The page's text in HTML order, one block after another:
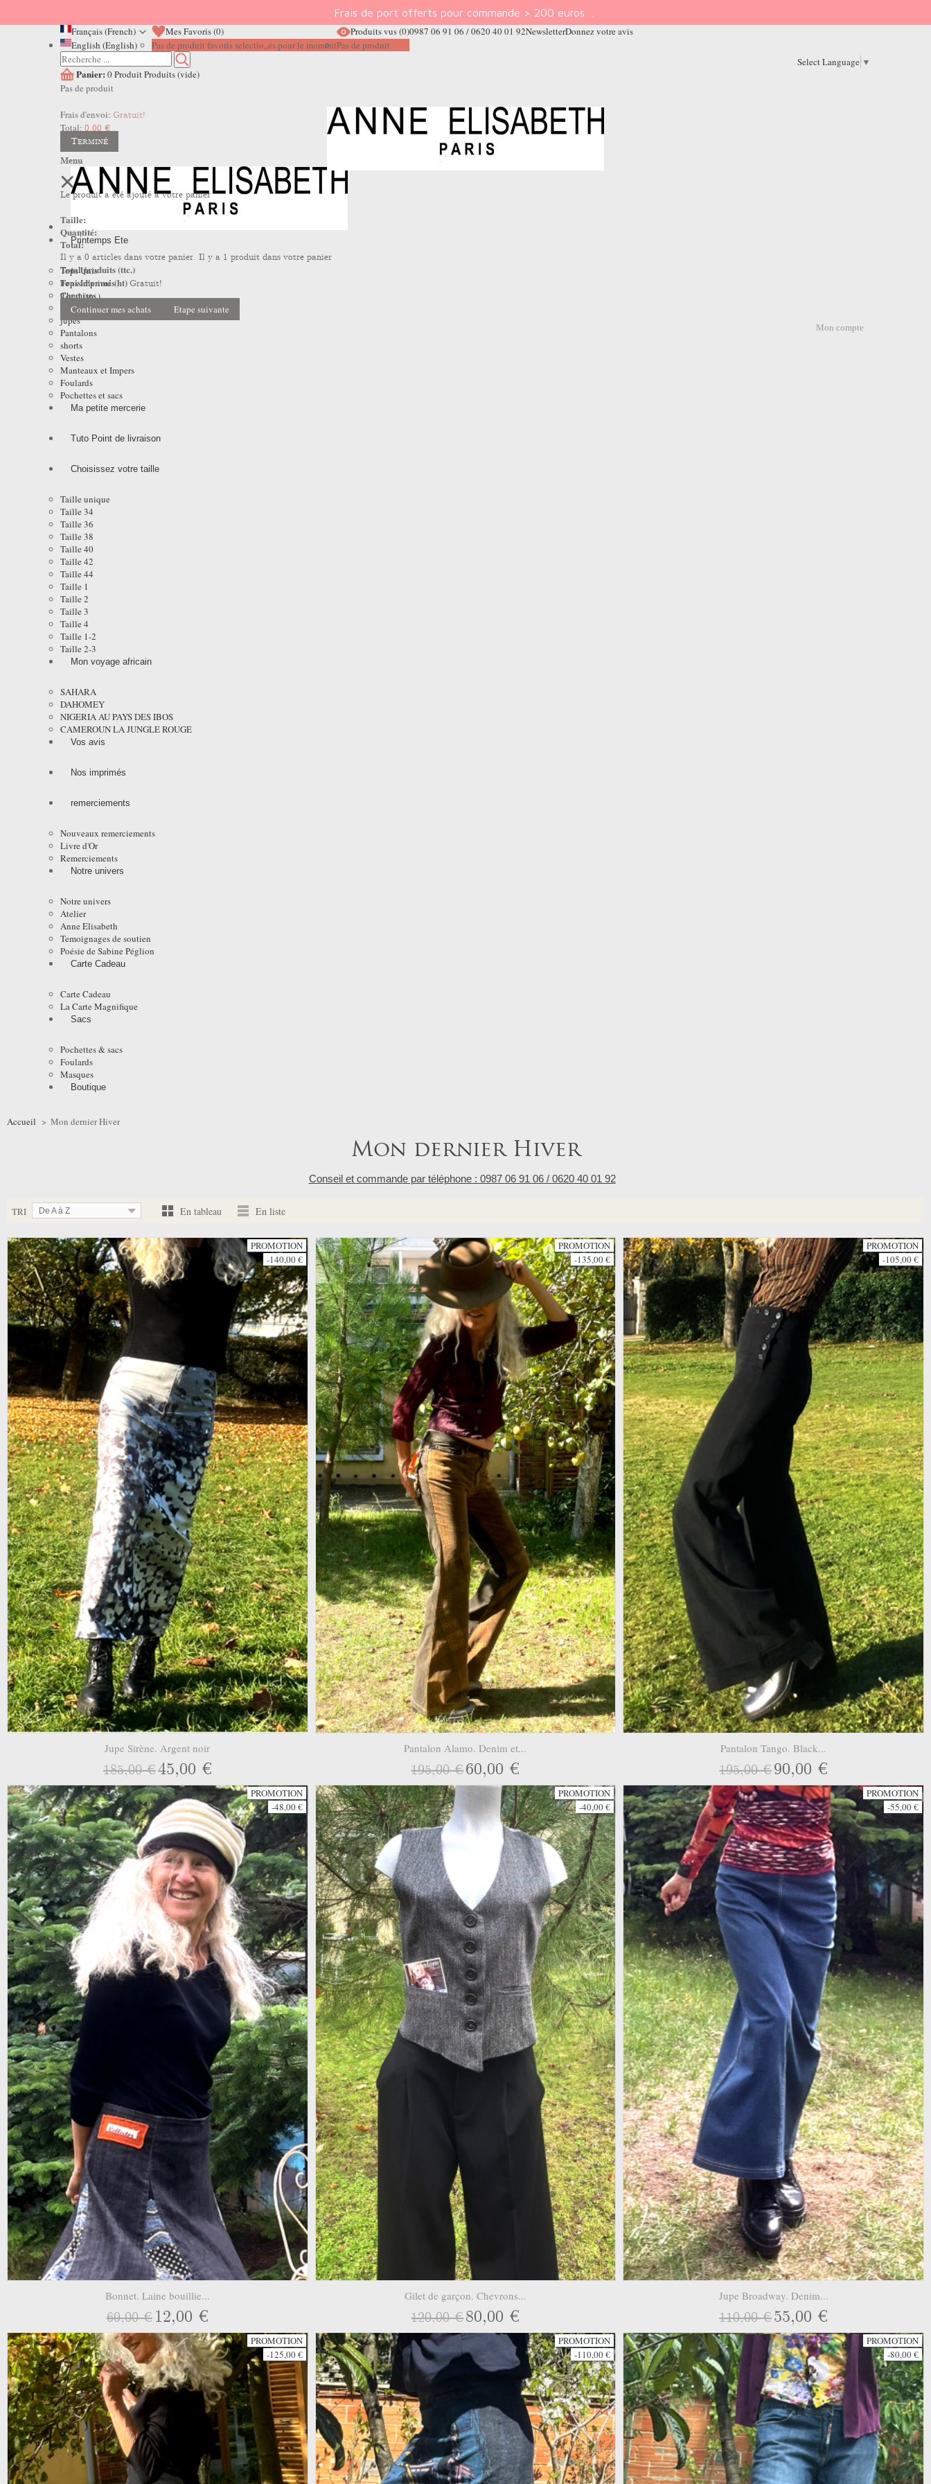
Frais de port offerts pour commande > 200 euros
Français (French)
English (English)
Mes Favoris (0)
Pas de produit favoris selectio,,és pour le moment
Produits vus(0)
Pas de produit
0987 06 91 06 / 0620 40 01 92NewsletterDonnez votre avis
Panier: 0ProduitProduits(vide)
Pas de produit
Frais d'envoi: Gratuit!
Total: 0,00 €
Terminé
Le produit a été ajouté à votre panier
Taille:
Quantité:
Total:
Il y a 0 articles dans votre panier. Il y a 1 produit dans votre panier
Total produits (ttc.)
Frais d'envoi (ht)Gratuit!
Total (ttc.)
Continuer mes achats Etape suivante
Mon compte
Select Language ▼
Menu
Printemps Ete
Tops Unis
Tops Imprimés
Chemises
Robes
jupes
Pantalons
shorts
Vestes
Manteaux et Impers
Foulards
Pochettes et sacs
Ma petite mercerie
Tuto Point de livraison
Choisissez votre taille
Taille unique
Taille 34
Taille 36
Taille 38
Taille 40
Taille 42
Taille 44
Taille 1
Taille 2
Taille 3
Taille 4
Taille 1-2
Taille 2-3
Mon voyage africain
SAHARA
DAHOMEY
NIGERIA AU PAYS DES IBOS
CAMEROUN LA JUNGLE ROUGE
Vos avis
Nos imprimés
remerciements
Nouveaux remerciements
Livre d'Or
Remerciements
Notre univers
Notre univers
Atelier
Anne Elisabeth
Temoignages de soutien
Poésie de Sabine Péglion
Carte Cadeau
Carte Cadeau
La Carte Magnifique
Sacs
Pochettes & sacs
Foulards
Masques
Boutique
Accueil > Mon dernier Hiver
Mon dernier Hiver
Conseil et commande par téléphone : 0987 06 91 06 / 0620 40 01 92
TRI De A à Z En tableau En liste
PROMOTION
-140,00 €
Jupe Sirène. Argent noir
185,00 €45,00 €
PROMOTION
-135,00 €
Pantalon Alamo. Denim et...
195,00 €60,00 €
PROMOTION
-105,00 €
Pantalon Tango. Black...
195,00 €90,00 €
PROMOTION
-48,00 €
Bonnet. Laine bouillie...
60,00 € 12,00 €
PROMOTION
-40,00 €
Gilet de garçon. Chevrons...
120,00 €80,00 €
PROMOTION
-55,00 €
Jupe Broadway. Denim...
110,00 €55,00 €
PROMOTION
-125,00 €
PROMOTION
-110,00 €
PROMOTION
-80,00 €